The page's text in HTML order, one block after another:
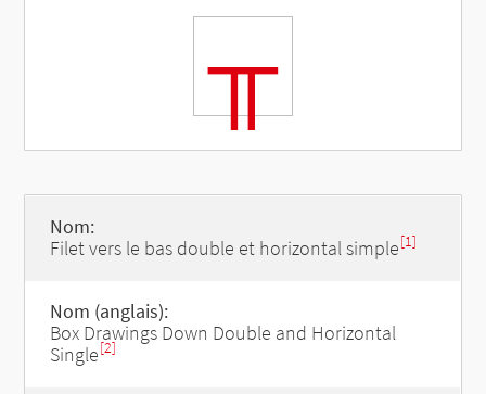
╥
Nom:
Filet vers le bas double et horizontal simple[1]
Nom (anglais):
Box Drawings Down Double and Horizontal
Single[2]